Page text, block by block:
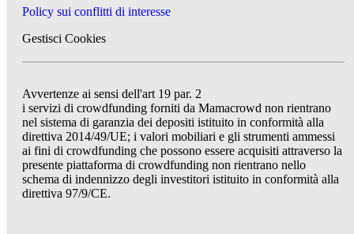
Policy sui conflitti di interesse
Gestisci Cookies
Avvertenze ai sensi dell'art 19 par. 2
i servizi di crowdfunding forniti da Mamacrowd non rientrano
nel sistema di garanzia dei depositi istituito in conformità alla
direttiva 2014/49/UE; i valori mobiliari e gli strumenti ammessi
ai fini di crowdfunding che possono essere acquisiti attraverso la
presente piattaforma di crowdfunding non rientrano nello
schema di indennizzo degli investitori istituito in conformità alla
direttiva 97/9/CE.